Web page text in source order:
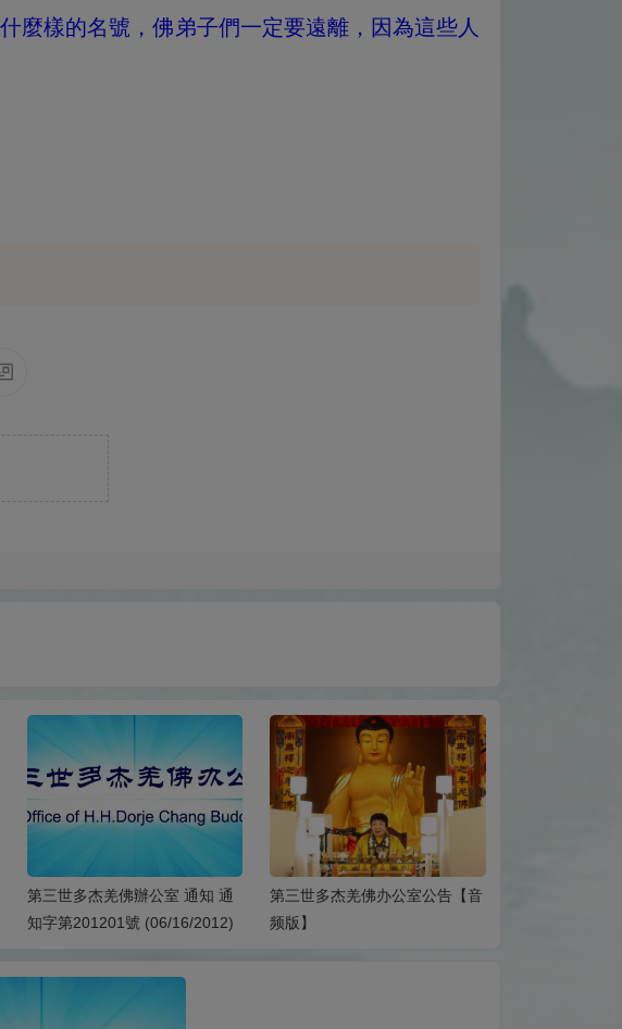
麼樣的名號，佛弟子們一定要遠離，因為這些人
第三世多杰羌佛辦公室 通知 通
知字第201201號 (06/16/2012)
第三世多杰羌佛办公室公告【音
频版】